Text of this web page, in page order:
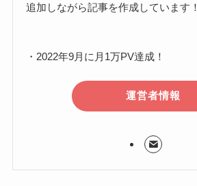
追加しながら記事を作成しています！
・2022年9月に月1万PV達成！
運営者情報